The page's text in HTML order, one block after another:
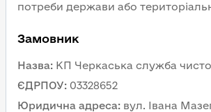
потреби держави або
Замовник
Назва: КП Черкаська служба
ЄДРПОУ: 03328652
Юридична адреса: вул. Івана